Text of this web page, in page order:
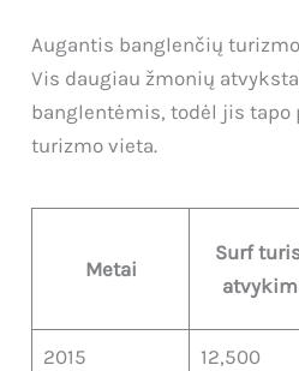
Augantis banglenčių
Vis daugiau žmonių
banglentėmis, todėl jis tapo
turizmo vieta.
Metai
Surf
2015 12,500